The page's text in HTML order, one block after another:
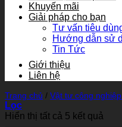
Khuyến mãi
Giải pháp cho bạn
Tư vấn tiêu
Hướng dẫn sử
Tin Tức
Giới thiệu
Liên hệ
Trang chủ / Vật tư công
Lọc
Hiển thị tất cả 5 kết quả